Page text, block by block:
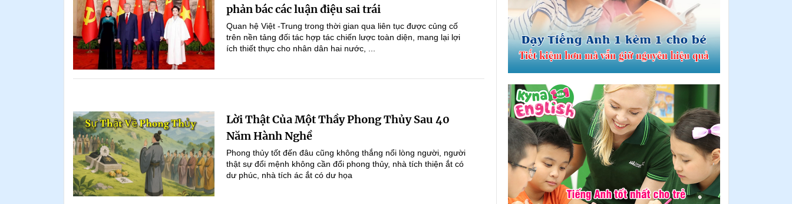
phản bác các luận điệu sai trái
Quan hệ Việt -Trung trong thời gian qua liên tục được củng cố
trên nền tảng đối tác hợp tác chiến lược toàn diện, mang lại lợi
ích thiết thực cho nhân dân hai nước, ...
Lời Thật Của Một Thầy Phong Thủy Sau 40
Năm Hành Nghề
Phong thủy tốt đến đâu cũng không thắng nổi lòng người, người
thật sự đổi mệnh không cần đổi phong thủy, nhà tích thiện ắt có
dư phúc, nhà tích ác ắt có dư họa